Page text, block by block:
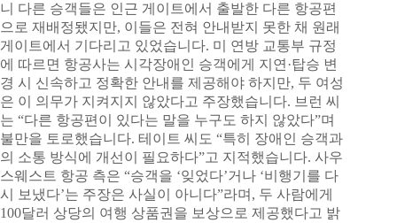
니 다른 승객들은 인근 게이트에서 출발한 다른 항공편
으로 재배정됐지만, 이들은 전혀 안내받지 못한 채 원래
게이트에서 기다리고 있었습니다. 미 연방 교통부 규정
에 따르면 항공사는 시각장애인 승객에게 지연·탑승 변
경 시 신속하고 정확한 안내를 제공해야 하지만, 두 여성
은 이 의무가 지켜지지 않았다고 주장했습니다. 브런 씨
는 “다른 항공편이 있다는 말을 누구도 하지 않았다”며
불만을 토로했습니다. 테이트 씨도 “특히 장애인 승객과
의 소통 방식에 개선이 필요하다”고 지적했습니다. 사우
스웨스트 항공 측은 “승객을 ‘잊었다’거나 ‘비행기를 다
시 보냈다’는 주장은 사실이 아니다”라며, 두 사람에게
100달러 상당의 여행 상품권을 보상으로 제공했다고 밝